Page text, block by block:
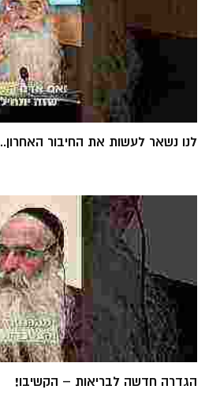
לנו נשאר לעשות את החיבור האחרון..
הגדרה חדשה לבריאות – הקשיבו!